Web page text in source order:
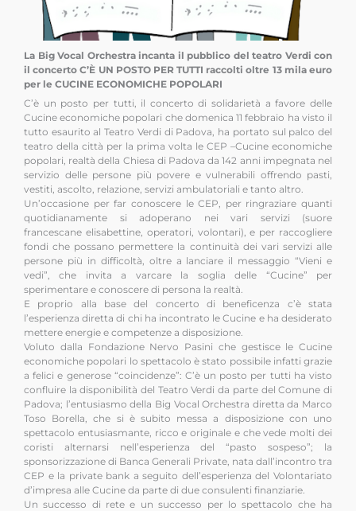
La Big Vocal Orchestra incanta il pubblico del teatro Verdi con
il concerto C’È UN POSTO PER TUTTI raccolti oltre 13 mila euro
per le CUCINE ECONOMICHE POPOLARI
C’è un posto per tutti, il concerto di solidarietà a favore delle
Cucine economiche popolari che domenica 11 febbraio ha visto il
tutto esaurito al Teatro Verdi di Padova, ha portato sul palco del
teatro della città per la prima volta le CEP –Cucine economiche
popolari, realtà della Chiesa di Padova da 142 anni impegnata nel
servizio delle persone più povere e vulnerabili offrendo pasti,
vestiti, ascolto, relazione, servizi ambulatoriali e tanto altro.
Un’occasione per far conoscere le CEP, per ringraziare quanti
quotidianamente si adoperano nei vari servizi (suore
francescane elisabettine, operatori, volontari), e per raccogliere
fondi che possano permettere la continuità dei vari servizi alle
persone più in difficoltà, oltre a lanciare il messaggio “Vieni e
vedi”, che invita a varcare la soglia delle “Cucine” per
sperimentare e conoscere di persona la realtà.
E proprio alla base del concerto di beneficenza c’è stata
l’esperienza diretta di chi ha incontrato le Cucine e ha desiderato
mettere energie e competenze a disposizione.
Voluto dalla Fondazione Nervo Pasini che gestisce le Cucine
economiche popolari lo spettacolo è stato possibile infatti grazie
a felici e generose “coincidenze”: C’è un posto per tutti ha visto
confluire la disponibilità del Teatro Verdi da parte del Comune di
Padova; l’entusiasmo della Big Vocal Orchestra diretta da Marco
Toso Borella, che si è subito messa a disposizione con uno
spettacolo entusiasmante, ricco e originale e che vede molti dei
coristi alternarsi nell’esperienza del “pasto sospeso”; la
sponsorizzazione di Banca Generali Private, nata dall’incontro tra
CEP e la private bank a seguito dell’esperienza del Volontariato
d’impresa alle Cucine da parte di due consulenti finanziarie.
Un successo di rete e un successo per lo spettacolo che ha